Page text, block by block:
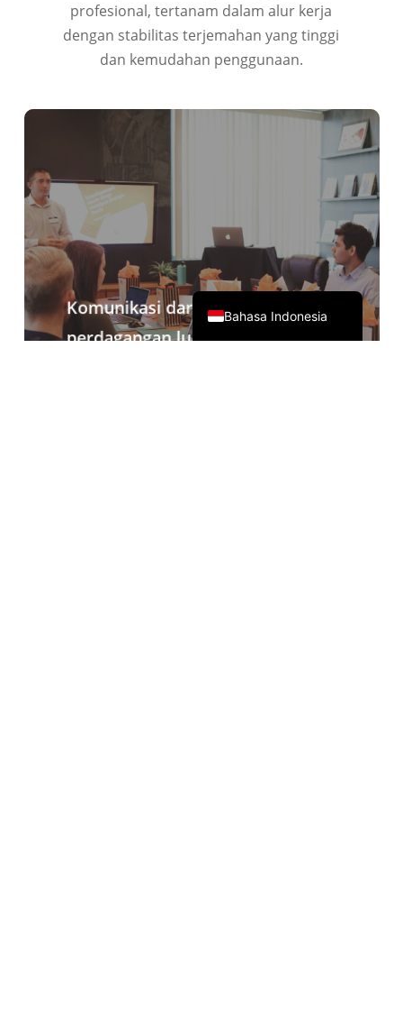
profesional, tertanam dalam alur kerja
dengan stabilitas terjemahan yang tinggi
dan kemudahan penggunaan.
Komunikasi daring
perdagangan luar negeri
Bahasa Indonesia
English
简体中文
日本語
Español
Italiano
Čeština